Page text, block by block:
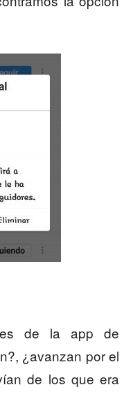
de la app de
¿avanzan por el
de los que era